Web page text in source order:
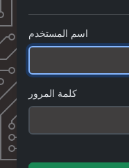
اسم المستخدم
كلمة المرور